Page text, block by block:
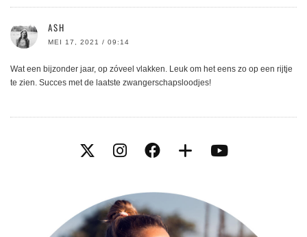
ASH
MEI 17, 2021 / 09:14
Wat een bijzonder jaar, op zóveel vlakken. Leuk om het eens zo op een rijtje
te zien. Succes met de laatste zwangerschapsloodjes!